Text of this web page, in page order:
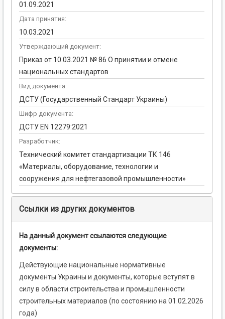
01.09.2021
Дата принятия:
10.03.2021
Утверждающий документ:
Приказ от 10.03.2021 № 86 О принятии и отмене
национальных стандартов
Вид документа:
ДСТУ (Государственный Стандарт Украины)
Шифр документа:
ДСТУ EN 12279:2021
Разработчик:
Технический комитет стандартизации ТК 146
«Материалы, оборудование, технологии и
сооружения для нефтегазовой промышленности»
Ссылки из других документов
На данный документ ссылаются следующие
документы:
Действующие национальные нормативные
документы Украины и документы, которые вступят в
силу в области строительства и промышленности
строительных материалов (по состоянию на 01.02.2026
года)